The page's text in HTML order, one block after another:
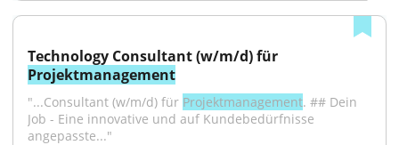
Projektmanagement
"...Consultant (w/m/d) für Projektmanagement. ## Dein
Job - Eine innovative und auf Kundebedürfnisse
angepasste..."